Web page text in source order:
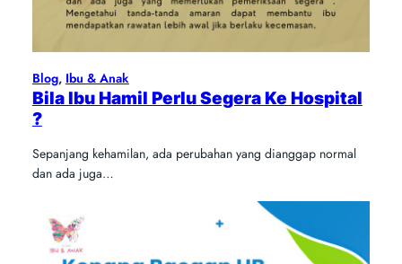
Blog, Ibu & Anak
Bila Ibu Hamil Perlu Segera Ke Hospital
?
Sepanjang kehamilan, ada perubahan yang dianggap normal
dan ada juga…